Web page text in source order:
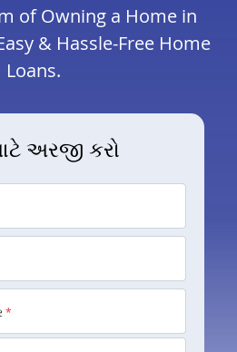
of Owning a Home in
& Hassle-Free Home
Loans.
અરજી કરો
*